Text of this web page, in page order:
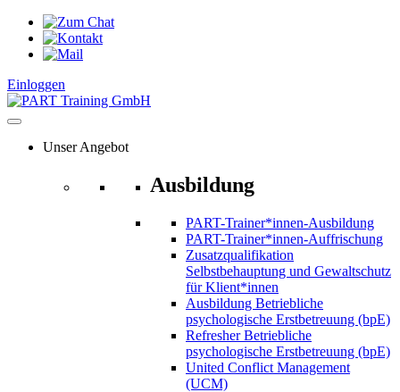
Zum
Inhalt
springen
Einloggen
Unser Angebot
Ausbildung
PART-Trainer*innen-Ausbildung
PART-Trainer*innen-Auffrischung
Zusatzqualifikation
Selbstbehauptung und Gewaltschutz
für Klient*innen
Ausbildung Betriebliche
psychologische Erstbetreuung (bpE)
Refresher Betriebliche
psychologische Erstbetreuung (bpE)
United Conflict Management
(UCM)